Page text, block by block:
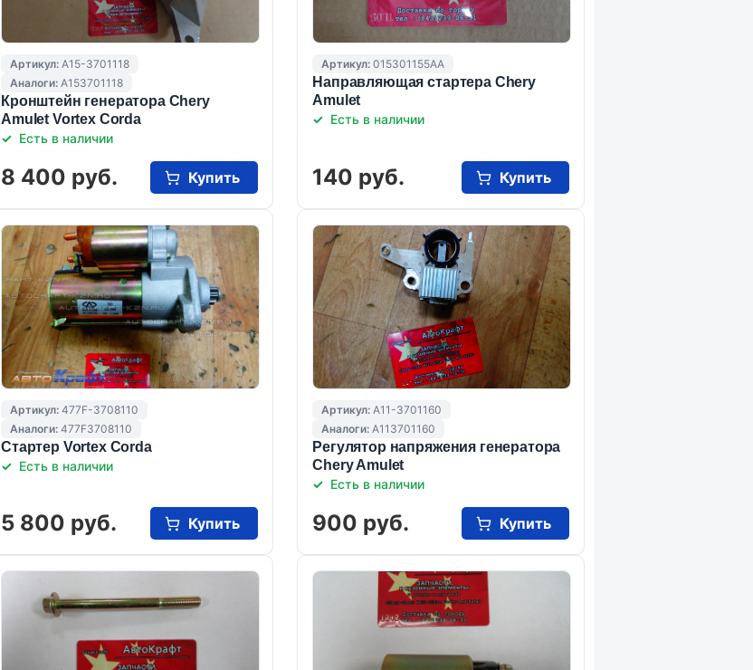
Артикул: A15-3701118
Аналоги: A153701118
Кронштейн генератора Chery
Amulet Vortex Corda
Есть в наличии
8 400 руб. Купить
Артикул:015301155AA
Направляющая стартера Chery
Amulet
Есть в наличии
140 руб. Купить
Артикул: 477F-3708110
Аналоги: 477F3708110
Стартер Vortex Corda
Есть в наличии
5 800 руб. Купить
Артикул:A11-3701160
Аналоги:A113701160
Регулятор напряжения генератора
Chery Amulet
Есть в наличии
900 руб. Купить